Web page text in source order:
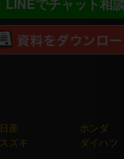
LINEでチャット相
日産 ホンダ
スズキ ダイハツ